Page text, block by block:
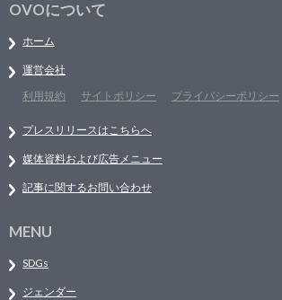
OVOについて
ホーム
運営会社
利用規約
サイトポリシー プライバシーポリシー
プレスリリースはこちらへ
媒体資料および広告メニュー
記事に関するお問い合わせ
MENU
SDGs
ジェンダー